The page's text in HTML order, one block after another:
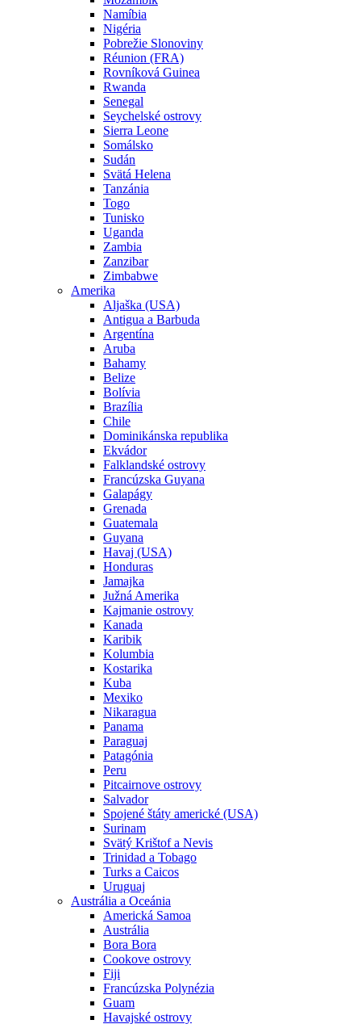
Namíbia
Nigéria
Pobrežie Slonoviny
Réunion (FRA)
Rovníková Guinea
Rwanda
Senegal
Seychelské ostrovy
Sierra Leone
Somálsko
Sudán
Svätá Helena
Tanzánia
Togo
Tunisko
Uganda
Zambia
Zanzibar
Zimbabwe
Amerika
Aljaška (USA)
Antigua a Barbuda
Argentína
Aruba
Bahamy
Belize
Bolívia
Brazília
Chile
Dominikánska republika
Ekvádor
Falklandské ostrovy
Francúzska Guyana
Galapágy
Grenada
Guatemala
Guyana
Havaj (USA)
Honduras
Jamajka
Južná Amerika
Kajmanie ostrovy
Kanada
Karibik
Kolumbia
Kostarika
Kuba
Mexiko
Nikaragua
Panama
Paraguaj
Patagónia
Peru
Pitcairnove ostrovy
Salvador
Spojené štáty americké (USA)
Surinam
Svätý Krištof a Nevis
Trinidad a Tobago
Turks a Caicos
Uruguaj
Austrália a Oceánia
Americká Samoa
Austrália
Bora Bora
Cookove ostrovy
Fiji
Francúzska Polynézia
Guam
Havajské ostrovy